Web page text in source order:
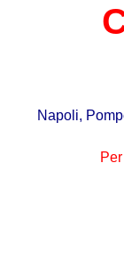
Napoli,